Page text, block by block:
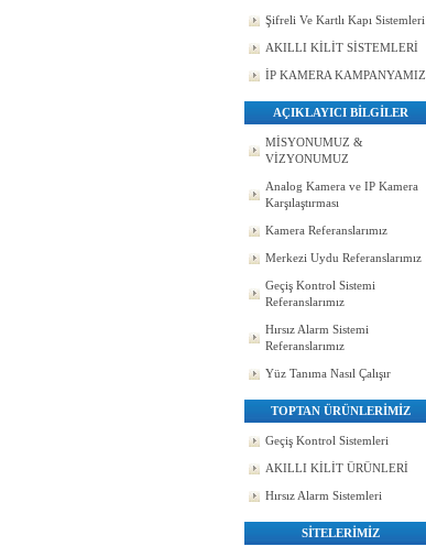
Şifreli Ve Kartlı Kapı Sistemleri
AKILLI KİLİT SİSTEMLERİ
İP KAMERA KAMPANYAMIZ
AÇIKLAYICI BİLGİLER
MİSYONUMUZ &
VİZYONUMUZ
Analog Kamera ve IP Kamera
Karşılaştırması
Kamera Referanslarımız
Merkezi Uydu Referanslarımız
Geçiş Kontrol Sistemi
Referanslarımız
Hırsız Alarm Sistemi
Referanslarımız
Yüz Tanıma Nasıl Çalışır
TOPTAN ÜRÜNLERİMİZ
Geçiş Kontrol Sistemleri
AKILLI KİLİT ÜRÜNLERİ
Hırsız Alarm Sistemleri
SİTELERİMİZ